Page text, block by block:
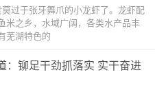
过于张牙舞爪的小龙虾了。龙虾配
米之乡，水域广阔，各类水产品丰
芜湖特色的
：铆足干劲抓落实 实干奋进